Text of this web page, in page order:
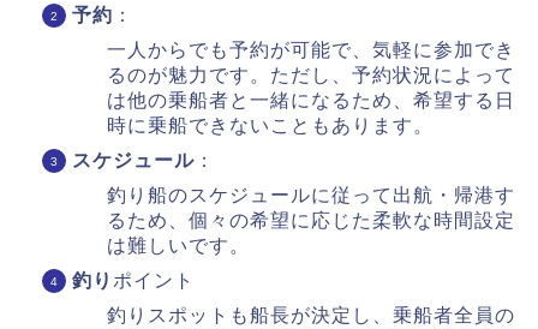
予約 ：
一人からでも予約が可能で、気軽に参加でき
るのが魅力です。ただし、予約状況によって
は他の乗船者と一緒になるため、希望する日
時に乗船できないこともあります。
スケジュール ：
釣り船のスケジュールに従って出航・帰港す
るため、個々の希望に応じた柔軟な時間設定
は難しいです。
釣り ポイント
釣りスポットも船長が決定し、乗船者全員の